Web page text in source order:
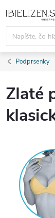
na
obsah
Podprsenky
Zlaté